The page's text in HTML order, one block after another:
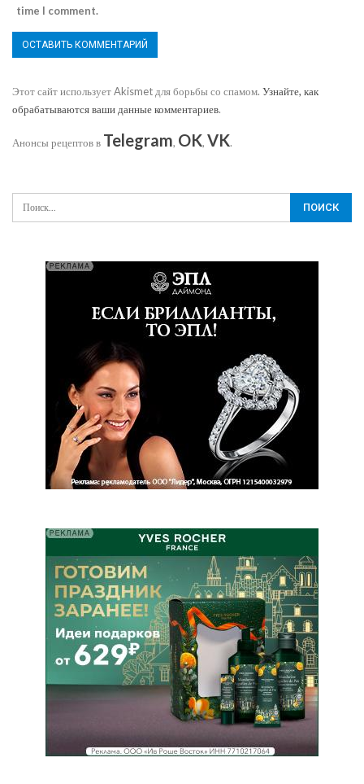
time I comment.
Этот сайт использует Akismet для борьбы со спамом. Узнайте, как
обрабатываются ваши данные комментариев.
Анонсы рецептов в Telegram, OK, VK.